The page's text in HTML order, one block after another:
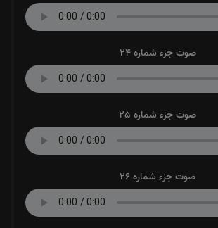
صوت جزء شماره 24
صوت جزء شماره 25
صوت جزء شماره 26